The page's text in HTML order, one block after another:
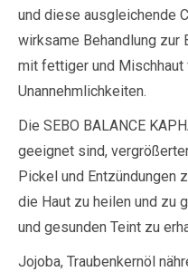
und diese ausgleichende
wirksame Behandlung zur
mit fettiger und Mischhaut
Unannehmlichkeiten.
Die SEBO BALANCE
geeignet sind,
Pickel und Entzündungen
die Haut zu heilen und zu
und gesunden Teint zu
Jojoba, Traubenkernöl